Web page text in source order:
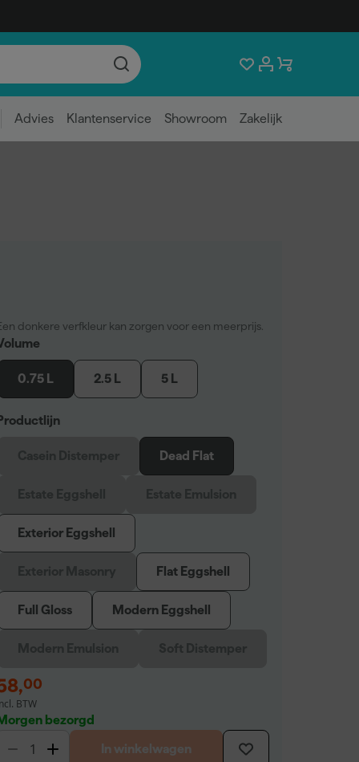
Advies Klantenservice Showroom Zakelijk
donkere verfkleur kan zorgen voor een meerprijs.
0.75 L 2.5 L 5 L
Dead Flat
Exterior Eggshell
Flat Eggshell
Full Gloss Modern Eggshell
,00
BTW
bezorgd
In winkelwagen